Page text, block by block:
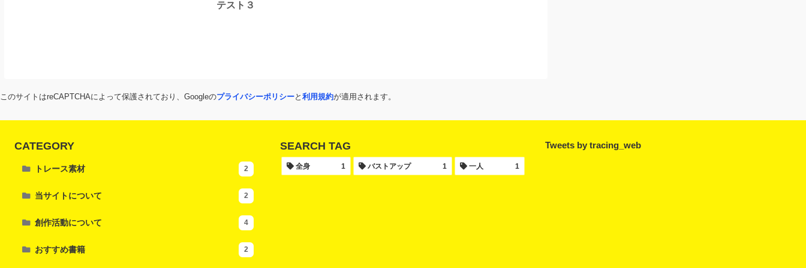
テスト３
このサイトはreCAPTCHAによって保護されており、Googleのプライバシーポリシーと 利用規約が適用されます。
CATEGORY
トレース素材 2
当サイトについて 2
創作活動について 4
おすすめ書籍 2
SEARCH TAG
全身 1 バストアップ 1 一人 1
Tweets by tracing_web